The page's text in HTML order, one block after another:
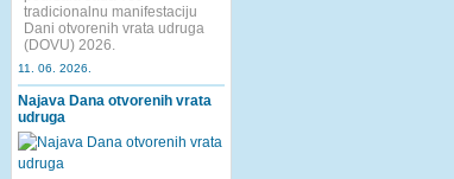
tradicionalnu manifestaciju
Dani otvorenih vrata udruga
(DOVU) 2026.
11. 06. 2026.
Najava Dana otvorenih vrata
udruga